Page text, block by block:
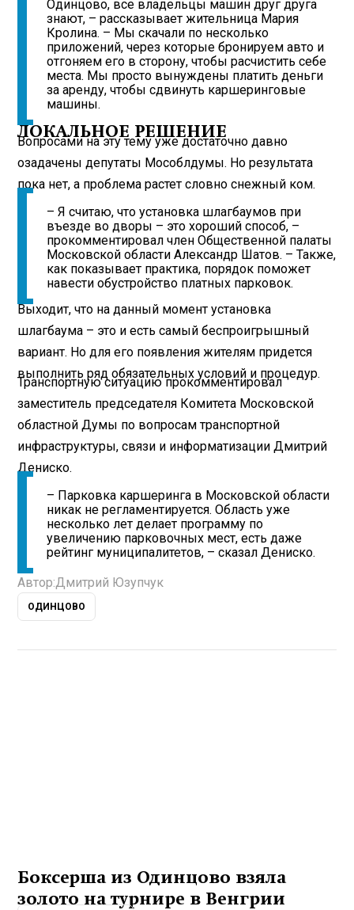
Одинцово, все владельцы машин друг друга
знают, – рассказывает жительница Мария
Кролина. – Мы скачали по несколько
приложений, через которые бронируем авто и
отгоняем его в сторону, чтобы расчистить себе
места. Мы просто вынуждены платить деньги
за аренду, чтобы сдвинуть каршеринговые
машины.
ЛОКАЛЬНОЕ РЕШЕНИЕ
Вопросами на эту тему уже достаточно давно
озадачены депутаты Мособлдумы. Но результата
пока нет, а проблема растет словно снежный ком.
– Я считаю, что установка шлагбаумов при
въезде во дворы – это хороший способ, –
прокомментировал член Общественной палаты
Московской области Александр Шатов. – Также,
как показывает практика, порядок поможет
навести обустройство платных парковок.
Выходит, что на данный момент установка
шлагбаума – это и есть самый беспроигрышный
вариант. Но для его появления жителям придется
выполнить ряд обязательных условий и процедур.
Транспортную ситуацию прокомментировал
заместитель председателя Комитета Московской
областной Думы по вопросам транспортной
инфраструктуры, связи и информатизации Дмитрий
Дениско.
– Парковка каршеринга в Московской области
никак не регламентируется. Область уже
несколько лет делает программу по
увеличению парковочных мест, есть даже
рейтинг муниципалитетов, – сказал Дениско.
Автор:Дмитрий Юзупчук
ОДИНЦОВО
Боксерша из Одинцово взяла
золото на турнире в Венгрии